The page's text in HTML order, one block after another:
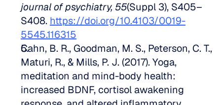
journal of psychiatry, 55(Suppl 3), S405–
S408. https://doi.org/10.4103/0019-
5545.116315
Cahn, B. R., Goodman, M. S., Peterson, C. T.,
Maturi, R., & Mills, P. J. (2017). Yoga,
meditation and mind-body health:
increased BDNF, cortisol awakening